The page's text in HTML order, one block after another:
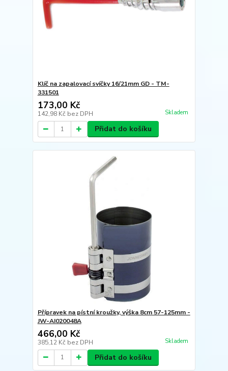
Klíč na zapalovací svíčky 16/21mm GD - TM-
331501
173,00 Kč
142,98 Kč bez DPH Skladem
Přidat do košíku
Přípravek na pístní kroužky, výška 8cm 57-125mm -
JW-AI020048A
466,00 Kč
385,12 Kč bez DPH Skladem
Přidat do košíku